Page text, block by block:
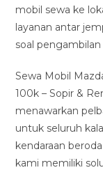
mobil sewa ke
layanan antar
soal
Sewa Mobil
100k – Sopir &
menawarkan
untuk seluruh
kendaraan
kami memiliki